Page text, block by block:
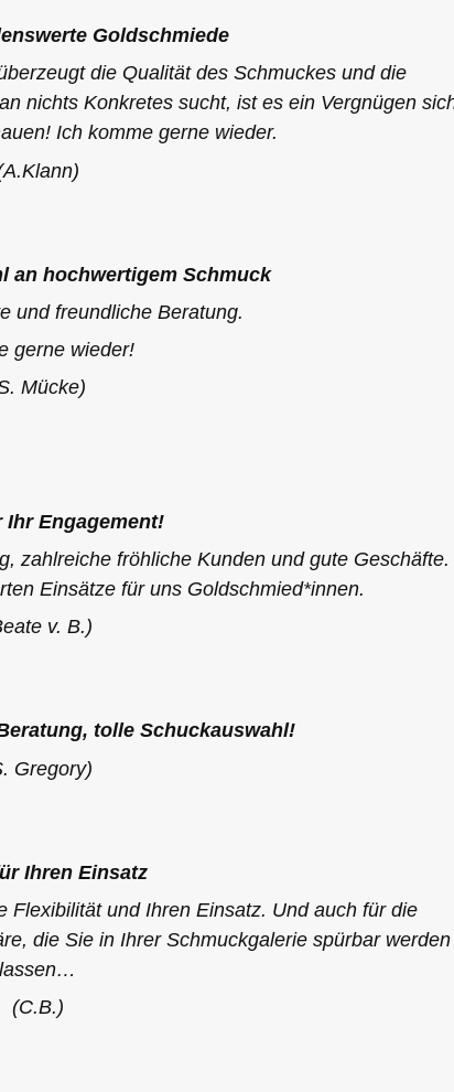
Goldschmiede
die Qualität des Schmuckes und die
nichts Konkretes sucht, ist es ein Vergnügen
Ich komme gerne wieder.
an hochwertigem Schmuck
und freundliche Beratung.
gerne wieder!
Mücke)
Ihr Engagement!
zahlreiche fröhliche Kunden und gute Geschäfte.
Einsätze für uns Goldschmied*innen.
v. B.)
tolle Schuckauswahl!
Gregory)
Ihren Einsatz
Flexibilität und Ihren Einsatz. Und auch für die
die Sie in Ihrer Schmuckgalerie spürbar werden
lassen…
(C.B.)